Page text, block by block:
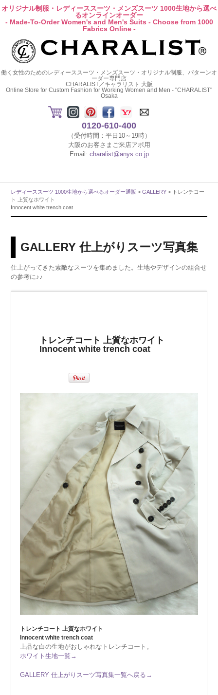
オリジナル制服・レディーススーツ・メンズスーツ 1000生地から選べ
るオンラインオーダー
- Made-To-Order Women's and Men's Suits - Choose from 1000
Fabrics Online -
働く女性のためのレディーススーツ・メンズスーツ・オリジナル制服、パターンオ
ーダー専門店
CHARALIST／キャラリスト 大阪
Online Store for Custom Fashion for Working Women and Men - "CHARALIST"
Osaka
0120-610-400
（受付時間：平日10～19時）
大阪のお客さまご来店アポ用
Email: charalist@anys.co.jp
レディーススーツ 1000生地から選べるオーダー通販 >GALLERY > トレンチコー
ト 上質なホワイト
Innocent white trench coat
GALLERY 仕上がりスーツ写真集
仕上がってきた素敵なスーツを集めました。生地やデザインの組合せ
の参考に♪♪
トレンチコート 上質なホワイト
Innocent white trench coat
トレンチコート 上質なホワイト
Innocent white trench coat
上品な白の生地がおしゃれなトレンチコート。
ホワイト生地一覧→
GALLERY 仕上がりスーツ写真集一覧へ戻る→